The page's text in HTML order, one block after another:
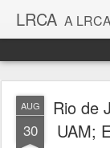
LRCA A LRCA Defense Consulting é uma
AUG
30
Rio de
UAM;